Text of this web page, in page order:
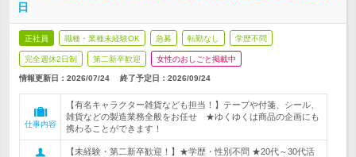
日
正社員 職種・業種未経験OK 急募 転勤なし 学歴不問
完全週休2日制 第二新卒歓迎 女性のおしごと掲載中
情報更新日：2026/07/24 終了予定日： 2026/09/24
仕事内容
【有名キャラクター雑貨なども担当！】テープや付箋、シール、
雑貨などの製造業務全般をお任せ ★ゆくゆくは商品の企画にも
携わることができます！
【未経験・第二新卒歓迎！】★学歴・性別不問 ★20代～30代活